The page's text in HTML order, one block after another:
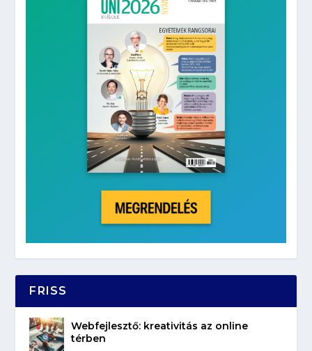
FRISS
Webfejlesztő: kreativitás az online
térben